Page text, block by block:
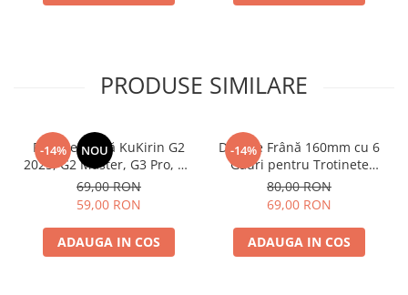
PRODUSE SIMILARE
-14% NOU
Plăcuțe Frână KuKirin G2
2025, G2 Master, G3 Pro, G4
– Set 2 Bucăți (Față sau
Spate) Premium
69,00 RON
59,00 RON
ADAUGA IN COS
-14%
Disc de Frână 160mm cu 6
Găuri pentru Trotinete
Electrice KuKirin G4 (Model
2025) și KuKirin G2 –
Performanță Premium
80,00 RON
69,00 RON
ADAUGA IN COS